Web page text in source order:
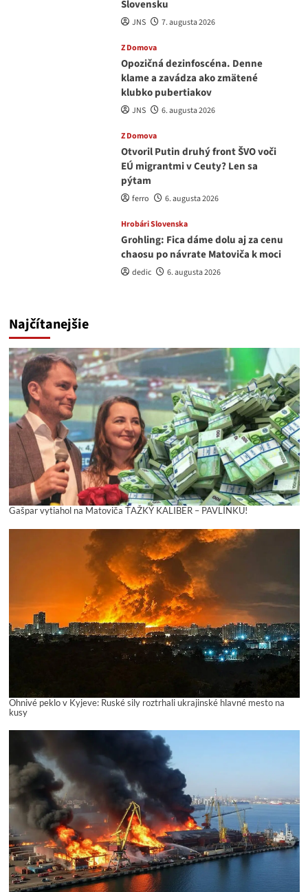
Slovensku
JNS 7. augusta 2026
Z Domova
Opozičná dezinfoscéna. Denne
klame a zavádza ako zmätené
klubko pubertiakov
JNS 6. augusta 2026
Z Domova
Otvoril Putin druhý front ŠVO voči
EÚ migrantmi v Ceuty? Len sa
pýtam
ferro 6. augusta 2026
Hrobári Slovenska
Grohling: Fica dáme dolu aj za cenu
chaosu po návrate Matoviča k moci
dedic 6. augusta 2026
Najčítanejšie
Gašpar vytiahol na Matoviča ŤAŽKÝ KALIBER – PAVLÍNKU!
Ohnivé peklo v Kyjeve: Ruské sily roztrhali ukrajinské hlavné mesto na
kusy